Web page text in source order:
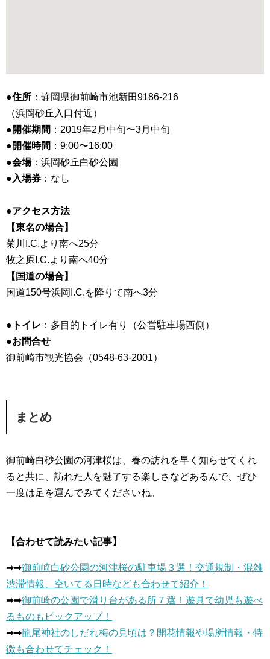
●住所 ：静岡県御前崎市池新田9186-216
（浜岡砂丘入口付近）
●開催期間 ：2019年2月中旬〜3月中旬
●開催時間 ：9:00〜16:00
●会場：浜岡砂丘白砂公園
●入場券 ：なし
●アクセス方法
【東名の場合】
菊川I.C.より南へ25分
牧之原I.C.より南へ40分
【国道の場合】
国道150号浜岡I.C.を降りて南へ3分
●トイレ ：多目的トイレ有り（公営駐車場西側）
●お問合せ
御前崎市観光協会（0548-63-2001）
まとめ
御前崎白砂公園の河津桜は、春の訪れを早く知らせてくれ
ると共に、訪れた人を魅了する楽しさなどあるんで、ぜひ
一度は足を運んでみてくださいね。
【合わせて読みたい記事】
➡︎➡︎御前崎白砂公園の河津桜の駐車場３選！交通規制・混雑
渋滞情報、空いてる日時なども合わせて紹介！
➡︎➡︎御前崎の公園で滑り台がある所７選！遊具で幼児も遊べ
るものもピックアップ！
➡︎➡︎龍尾神社のしだれ梅の見頃は？開花情報や場所情報・特
徴も合わせてチェック！